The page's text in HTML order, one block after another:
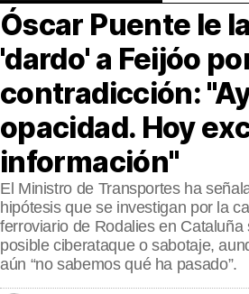
NACIONAL
COMUNIDADES
ElConstitucional TV
MásQueTele
ElConstitucional +
MásQueEstilo
MásQuePartidos
MásQueSucesos
Óscar Puente le
'dardo' a Feijóo
contradicción:
opacidad. Hoy
información"
El Ministro de Transportes ha
hipótesis que se investigan por la
ferroviario de Rodalies en Cataluña
posible ciberataque o sabotaje,
aún “no sabemos qué ha pasado”.